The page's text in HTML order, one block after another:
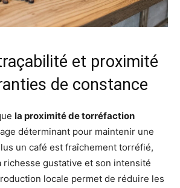
et proximité
de constance
la proximité de torréfaction
déterminant pour maintenir une
un café est fraîchement torréfié,
richesse gustative et son intensité
locale permet de réduire les